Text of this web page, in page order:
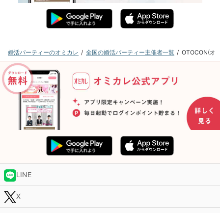
婚活パーティーのオミカレ 全国の婚活パーティー主催者一覧 OTOCON(オ
LINE
X